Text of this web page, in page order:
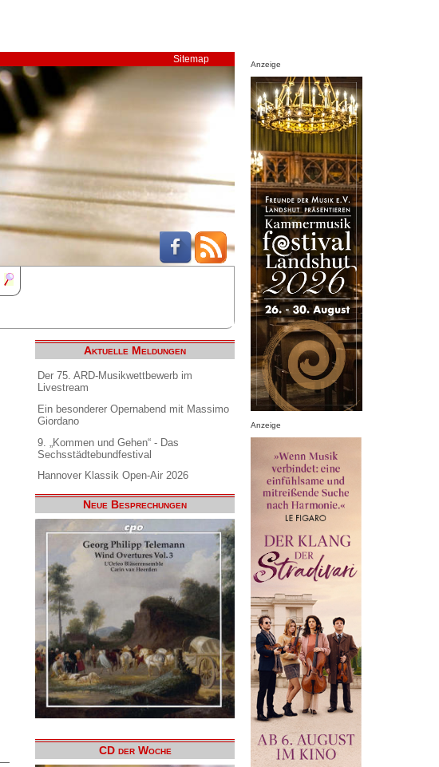
Sitemap
Aktuelle Meldungen
Der 75. ARD-Musikwettbewerb im
Livestream
Ein besonderer Opernabend mit Massimo
Giordano
9. „Kommen und Gehen“ - Das
Sechsstädtebundfestival
Hannover Klassik Open-Air 2026
Neue Besprechungen
CD der Woche
Anzeige
Anzeige